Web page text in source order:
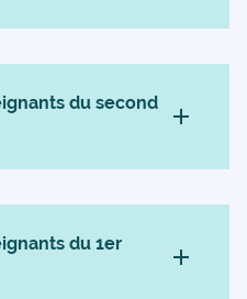
du second
du 1er